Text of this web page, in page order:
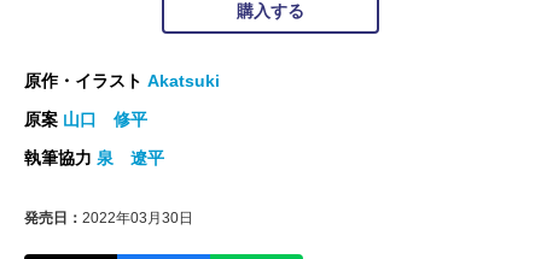
購入する
原作・イラスト Akatsuki
原案 山口 修平
執筆協力 泉 遼平
発売日： 2022年03月30日